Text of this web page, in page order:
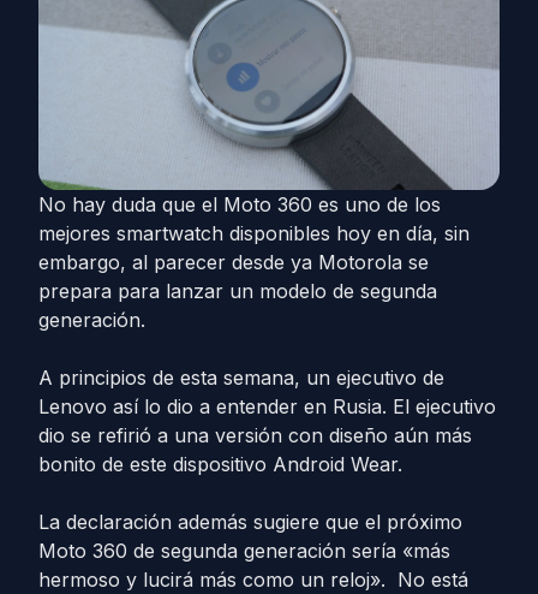
No hay duda que el Moto 360 es uno de los
mejores smartwatch disponibles hoy en día, sin
embargo, al parecer desde ya Motorola se
prepara para lanzar un modelo de segunda
generación.
A principios de esta semana, un ejecutivo de
Lenovo así lo dio a entender en Rusia. El ejecutivo
dio se refirió a una versión con diseño aún más
bonito de este dispositivo Android Wear.
La declaración además sugiere que el próximo
Moto 360 de segunda generación sería «más
hermoso y lucirá más como un reloj». No está